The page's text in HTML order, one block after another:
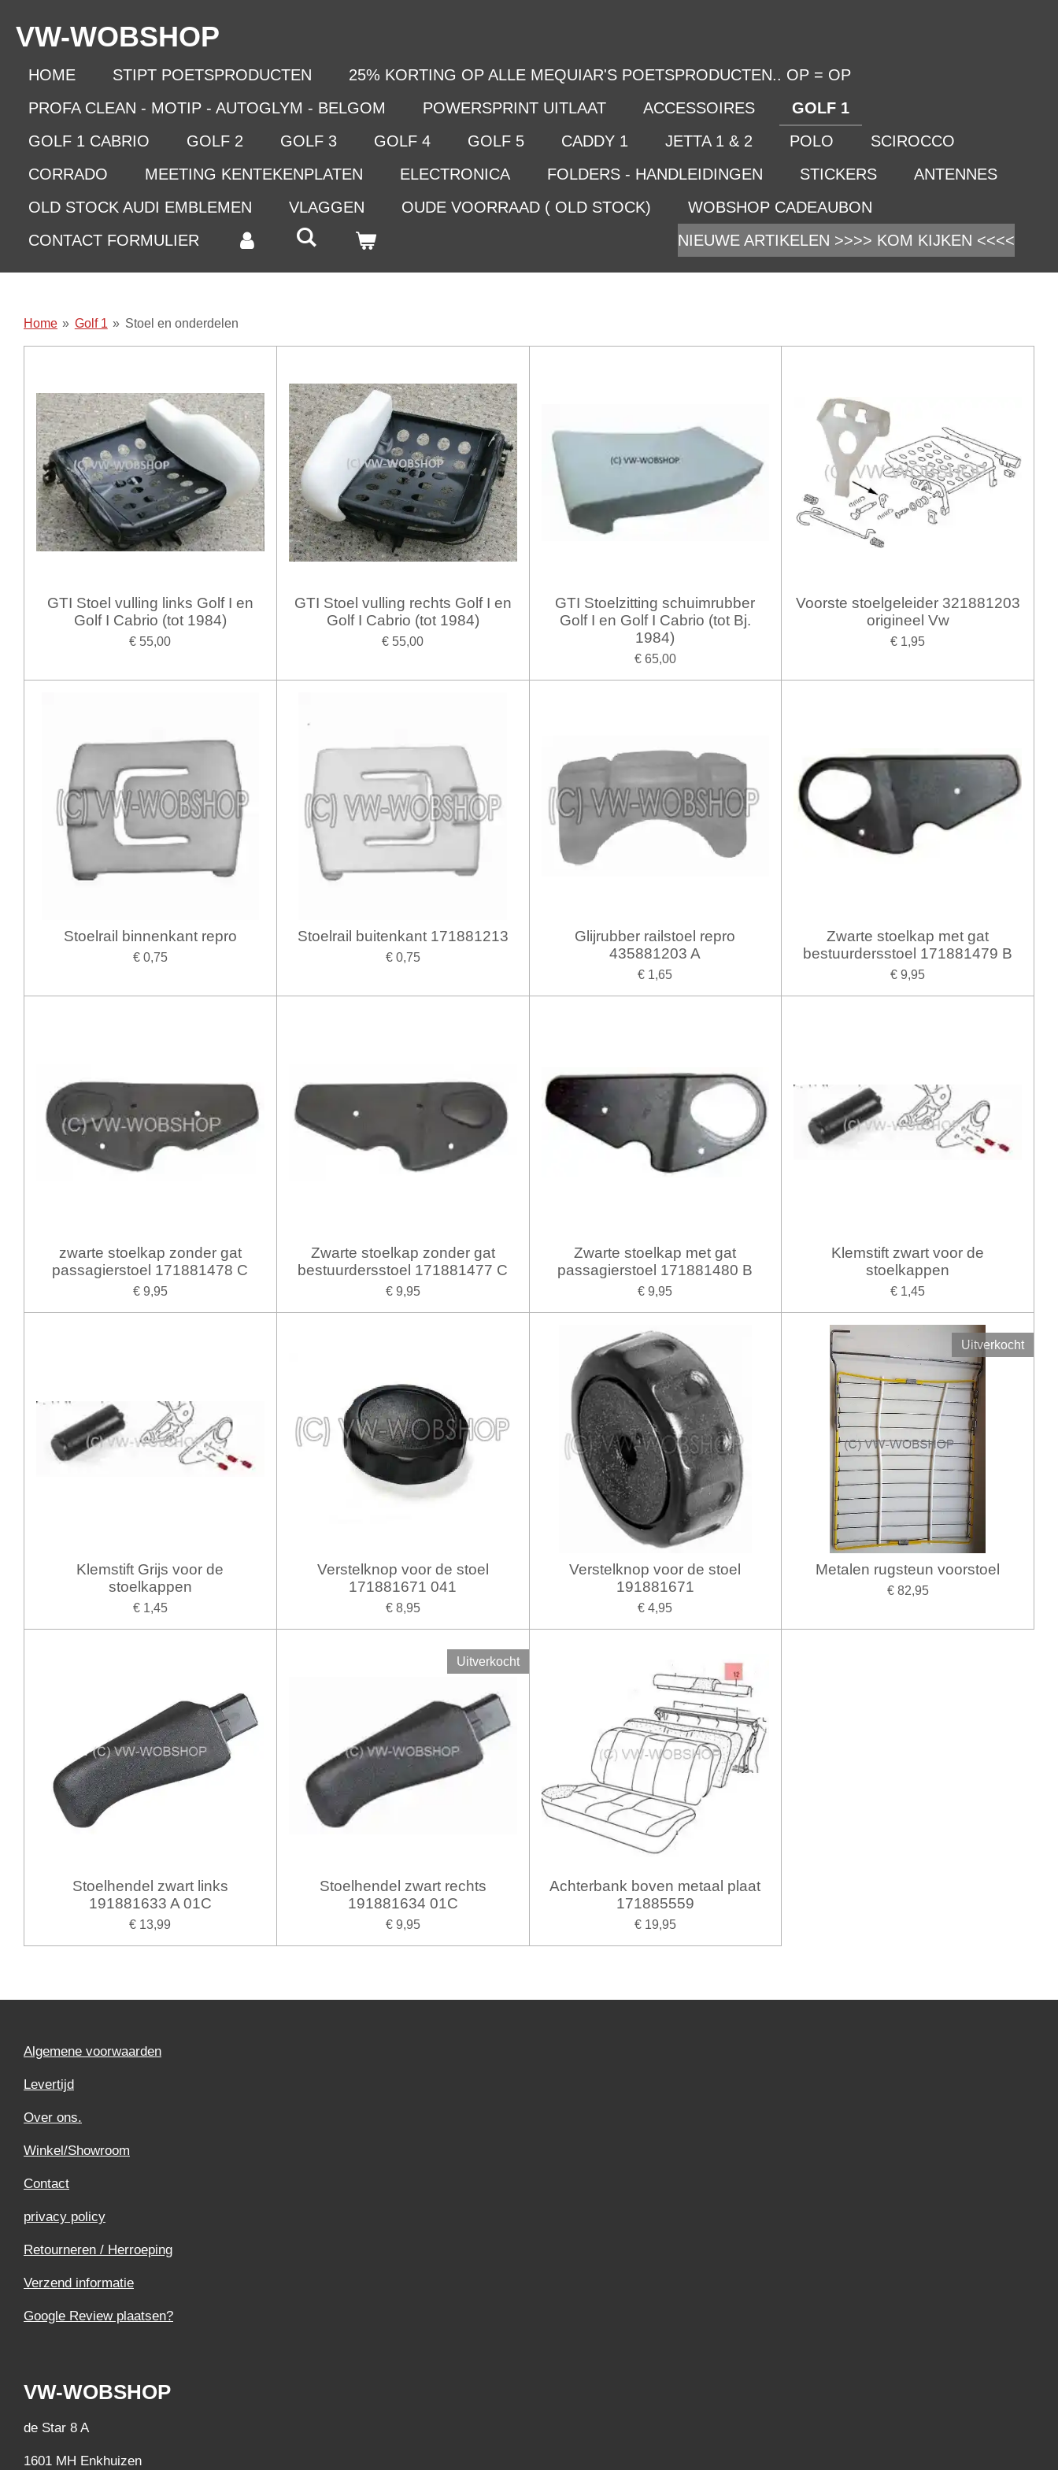
direct
VW-WOBSHOP
HOME STIPT POETSPRODUCTEN
25% KORTING OP ALLE MEQUIAR'S POETSPRODUCTEN.. OP = OP
PROFA CLEAN - MOTIP - AUTOGLYM - BELGOM
POWERSPRINT UITLAAT ACCESSOIRES
GOLF 1
GOLF 1 CABRIO
GOLF 2 GOLF 3 GOLF 4 GOLF 5 CADDY 1 JETTA 1 & 2 POLO
SCIROCCO
CORRADO
MEETING KENTEKENPLATEN ELECTRONICA FOLDERS - HANDLEIDINGEN STICKERS
ANTENNES
OLD STOCK AUDI EMBLEMEN
VLAGGEN OUDE VOORRAAD ( OLD STOCK)
WOBSHOP CADEAUBON
CONTACT FORMULIER
NIEUWE ARTIKELEN >>>> KOM KIJKEN <<<<
Home » Golf 1 » Stoel en onderdelen
GTI Stoel vulling links Golf I en
Golf I Cabrio (tot 1984)
€ 55,00
GTI Stoel vulling rechts Golf I en
Golf I Cabrio (tot 1984)
€ 55,00
GTI Stoelzitting schuimrubber
Golf I en Golf I Cabrio (tot Bj.
1984)
€ 65,00
Voorste stoelgeleider 321881203
origineel Vw
€ 1,95
Stoelrail binnenkant repro
€ 0,75
Stoelrail buitenkant 171881213
€ 0,75
Glijrubber railstoel repro
435881203 A
€ 1,65
Zwarte stoelkap met gat
bestuurdersstoel 171881479 B
€ 9,95
zwarte stoelkap zonder gat
passagierstoel 171881478 C
€ 9,95
Zwarte stoelkap zonder gat
bestuurdersstoel 171881477 C
€ 9,95
Zwarte stoelkap met gat
passagierstoel 171881480 B
€ 9,95
Klemstift zwart voor de
stoelkappen
€ 1,45
Klemstift Grijs voor de
stoelkappen
€ 1,45
Verstelknop voor de stoel
171881671 041
€ 8,95
Verstelknop voor de stoel
191881671
€ 4,95
Uitverkocht
Metalen rugsteun voorstoel
€ 82,95
Stoelhendel zwart links
191881633 A 01C
€ 13,99
Uitverkocht
Stoelhendel zwart rechts
191881634 01C
€ 9,95
Achterbank boven metaal plaat
171885559
€ 19,95
Algemene voorwaarden
Levertijd
Over ons.
Winkel/Showroom
Contact
privacy policy
Retourneren / Herroeping
Verzend informatie
Google Review plaatsen?
VW-WOBSHOP
de Star 8 A
1601 MH Enkhuizen